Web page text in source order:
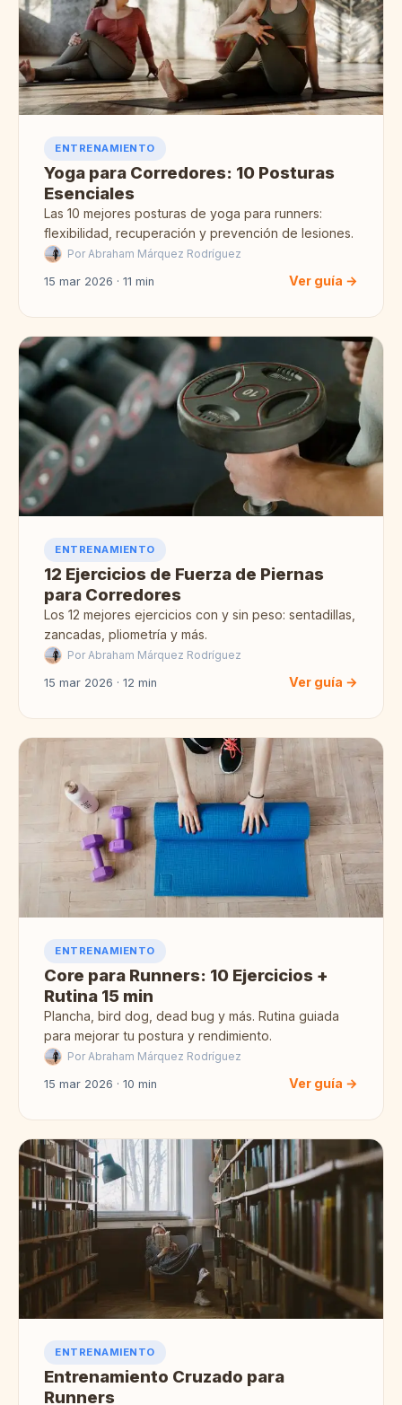
ENTRENAMIENTO
Yoga para Corredores: 10 Posturas
Esenciales
Las 10 mejores posturas de yoga para runners:
flexibilidad, recuperación y prevención de lesiones.
Por Abraham Márquez Rodríguez
15 mar 2026 · 11 min Ver guía →
ENTRENAMIENTO
12 Ejercicios de Fuerza de Piernas
para Corredores
Los 12 mejores ejercicios con y sin peso: sentadillas,
zancadas, pliometría y más.
Por Abraham Márquez Rodríguez
15 mar 2026 · 12 min Ver guía →
ENTRENAMIENTO
Core para Runners: 10 Ejercicios +
Rutina 15 min
Plancha, bird dog, dead bug y más. Rutina guiada
para mejorar tu postura y rendimiento.
Por Abraham Márquez Rodríguez
15 mar 2026 · 10 min Ver guía →
ENTRENAMIENTO
Entrenamiento Cruzado para
Runners